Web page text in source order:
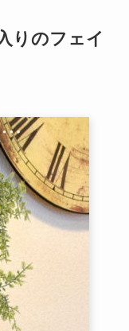
りのフェイ